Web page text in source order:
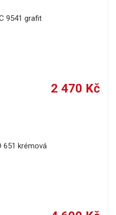
2 470 Kč